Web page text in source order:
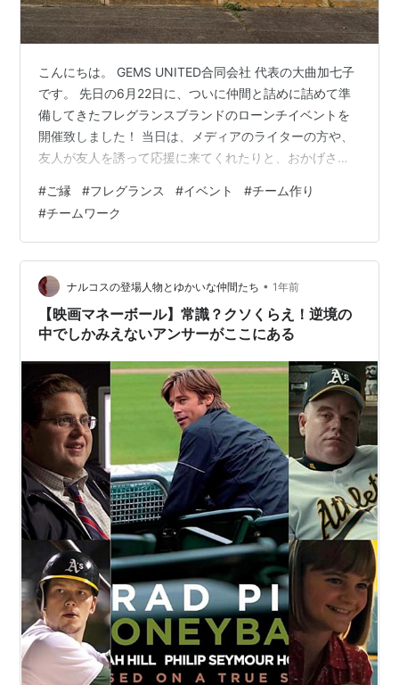
こんにちは。 GEMS UNITED合同会社 代表の大曲加七子
です。 先日の6月22日に、ついに仲間と詰めに詰めて準
備してきたフレグランスブランドのローンチイベントを
開催致しました！ 当日は、メディアのライターの方や、
友人が友人を誘って応援に来てくれたりと、おかげさま
さんの方にお越しいただき、とても感謝しております。
イベントが終わってから約1か月と時間が経つ中で、改め
てご縁を紡ぐことや、チームビルディングの大切さを実
感しています。 今回のフレグランスのイベントだけでな
く過去の私の経歴それぞれ（バレエ・海外留学(イタリ
ア)・専修大学でのキャン…
#ご縁 #フレグランス #イベント #チーム作り
#チームワーク
ナルコスの登場人物とゆかいな仲間たち • 1年前
【映画マネーボール】常識？クソくらえ！逆境の
中でしかみえないアンサーがここにある